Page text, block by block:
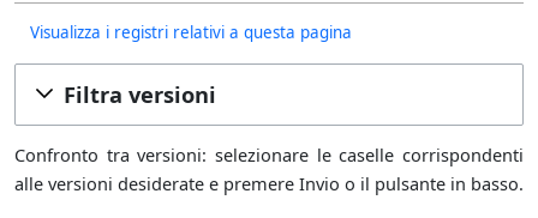
Visualizza i registri relativi a questa pagina
Filtra versioni
Confronto tra versioni: selezionare le caselle corrispondenti
alle versioni desiderate e premere Invio o il pulsante in basso.